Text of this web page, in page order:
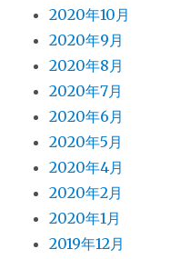
2020年10月
2020年9月
2020年8月
2020年7月
2020年6月
2020年5月
2020年4月
2020年2月
2020年1月
2019年12月